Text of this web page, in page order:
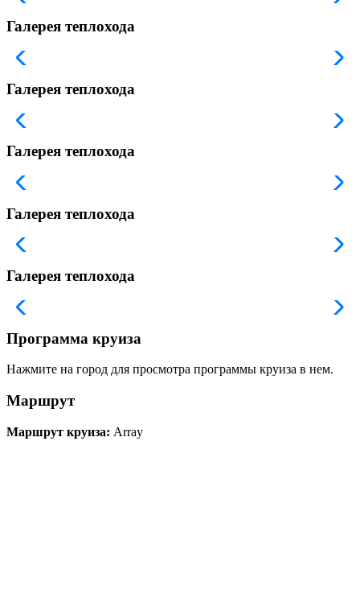
Галерея теплохода
Галерея теплохода
Галерея теплохода
Галерея теплохода
Галерея теплохода
Программа круиза
Нажмите на город для просмотра программы круиза в нем.
Маршрут
Маршрут круиза: Array